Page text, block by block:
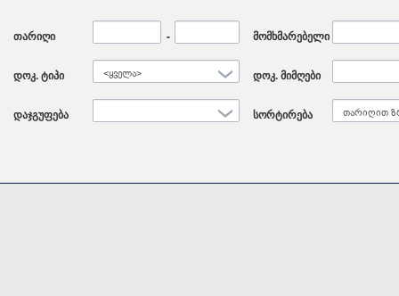
თარიღი - მომხმარებელი
დოკ. ტიპი <ყველა> დოკ. მიმღები
დაჯგუფება სორტირება თარიღით